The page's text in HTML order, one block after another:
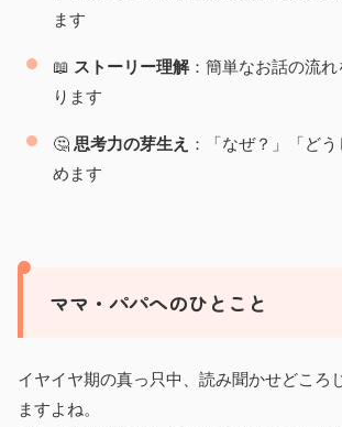
ます
📖 ストーリー理解：簡単なお話の流
ります
🤔 思考力の芽生え ：「なぜ？」「ど
めます
ママ・パパへのひとこと
イヤイヤ期の真っ只中、読み聞かせどころ
ますよね。